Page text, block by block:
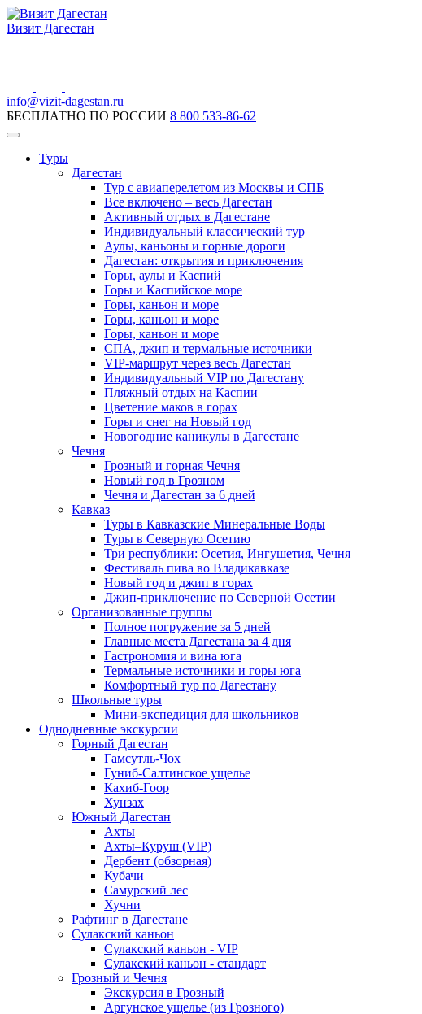
Визит Дагестан
info@vizit-dagestan.ru
БЕСПЛАТНО ПО РОССИИ 8 800 533-86-62
Туры
Дагестан
Тур с авиаперелетом из Москвы и СПБ
Все включено – весь Дагестан
Активный отдых в Дагестане
Индивидуальный классический тур
Аулы, каньоны и горные дороги
Дагестан: открытия и приключения
Горы, аулы и Каспий
Горы и Каспийское море
Горы, каньон и море
Горы, каньон и море
Горы, каньон и море
СПА, джип и термальные источники
VIP-маршрут через весь Дагестан
Индивидуальный VIP по Дагестану
Пляжный отдых на Каспии
Цветение маков в горах
Горы и снег на Новый год
Новогодние каникулы в Дагестане
Чечня
Грозный и горная Чечня
Новый год в Грозном
Чечня и Дагестан за 6 дней
Кавказ
Туры в Кавказские Минеральные Воды
Туры в Северную Осетию
Три республики: Осетия, Ингушетия, Чечня
Фестиваль пива во Владикавказе
Новый год и джип в горах
Джип-приключение по Северной Осетии
Организованные группы
Полное погружение за 5 дней
Главные места Дагестана за 4 дня
Гастрономия и вина юга
Термальные источники и горы юга
Комфортный тур по Дагестану
Школьные туры
Мини-экспедиция для школьников
Однодневные экскурсии
Горный Дагестан
Гамсутль-Чох
Гуниб-Салтинское ущелье
Кахиб-Гоор
Хунзах
Южный Дагестан
Ахты
Ахты–Куруш (VIP)
Дербент (обзорная)
Кубачи
Самурский лес
Хучни
Рафтинг в Дагестане
Сулакский каньон
Сулакский каньон - VIP
Сулакский каньон - стандарт
Грозный и Чечня
Экскурсия в Грозный
Аргунское ущелье (из Грозного)